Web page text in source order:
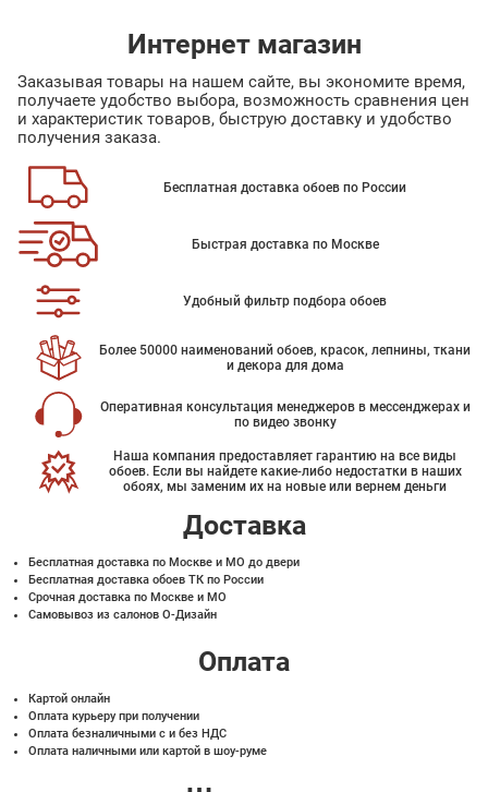
Интернет магазин
Заказывая товары на нашем сайте, вы экономите время,
получаете удобство выбора, возможность сравнения цен
и характеристик товаров, быструю доставку и удобство
получения заказа.
Бесплатная доставка обоев по России
Быстрая доставка по Москве
Удобный фильтр подбора обоев
Более 50000 наименований обоев, красок, лепнины, ткани
и декора для дома
Оперативная консультация менеджеров в мессенджерах и
по видео звонку
Наша компания предоставляет гарантию на все виды
обоев. Если вы найдете какие-либо недостатки в наших
обоях, мы заменим их на новые или вернем деньги
Доставка
Бесплатная доставка по Москве и МО до двери
Бесплатная доставка обоев ТК по России
Срочная доставка по Москве и МО
Самовывоз из салонов О-Дизайн
Оплата
Картой онлайн
Оплата курьеру при получении
Оплата безналичными с и без НДС
Оплата наличными или картой в шоу-руме